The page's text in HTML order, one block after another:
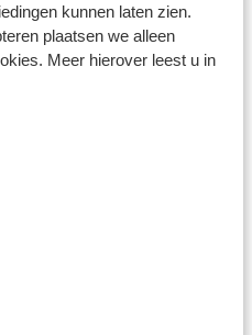
kunnen laten zien.
plaatsen we alleen
Meer hierover leest u in
eigen plekje